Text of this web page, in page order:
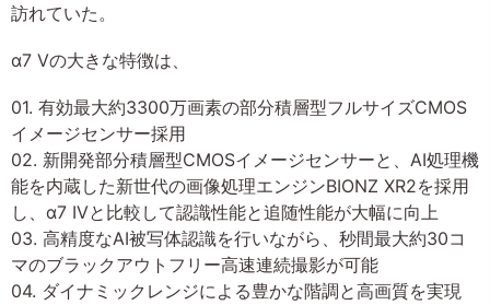
訪れていた。
α7 Vの大きな特徴は、
01. 有効最大約3300万画素の部分積層型フルサイズCMOS
イメージセンサー採用
02. 新開発部分積層型CMOSイメージセンサーと、AI処理機
能を内蔵した新世代の画像処理エンジンBIONZ XR2を採用
し、α7 IVと比較して認識性能と追随性能が大幅に向上
03. 高精度なAI被写体認識を行いながら、秒間最大約30コ
マのブラックアウトフリー高速連続撮影が可能
04. ダイナミックレンジによる豊かな階調と高画質を実現